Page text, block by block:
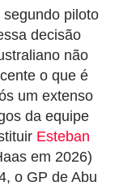
piloto
decisão
não
o que é
um extenso
da equipe
Esteban
em 2026)
o GP de Abu